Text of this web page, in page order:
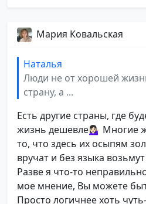
Мария Ковальская
Наталья
Люди не от хорошей
страну, а ...
Есть другие страны, где
жизнь дешевле💁🏻‍♀️
то, что здесь их осыпям
вручат и без языка
Разве я что-то
мое мнение, Вы можете
Просто логичнее хоть